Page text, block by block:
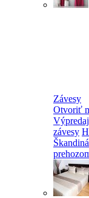
Závesy
Otvoriť
závesy